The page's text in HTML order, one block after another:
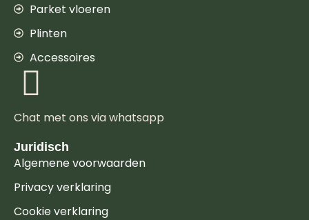
Parket vloeren
Plinten
Accessoires
Chat met ons via whatsapp
Juridisch
Algemene voorwaarden
Privacy verklaring
Cookie verklaring